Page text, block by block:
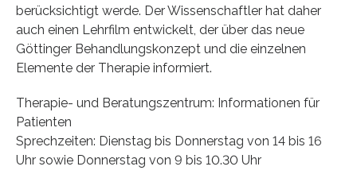
berücksichtigt werde. Der Wissenschaftler hat daher
auch einen Lehrfilm entwickelt, der über das neue
Göttinger Behandlungskonzept und die einzelnen
Elemente der Therapie informiert.
Therapie- und Beratungszentrum: Informationen für
Patienten
Sprechzeiten: Dienstag bis Donnerstag von 14 bis 16
Uhr sowie Donnerstag von 9 bis 10.30 Uhr